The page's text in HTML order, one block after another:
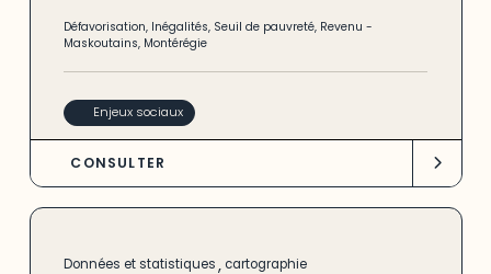
Défavorisation, Inégalités, Seuil de pauvreté, Revenu -
Maskoutains, Montérégie
Enjeux sociaux
CONSULTER
Données et statistiques, cartographie